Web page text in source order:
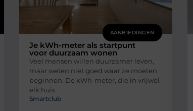
AANBIEDINGEN
Je kWh-meter als startpunt
voor duurzaam wonen
Veel mensen willen duurzamer leven,
maar weten niet goed waar ze moeten
beginnen. De kWh-meter, die in vrijwel
elk huis
Smartclub